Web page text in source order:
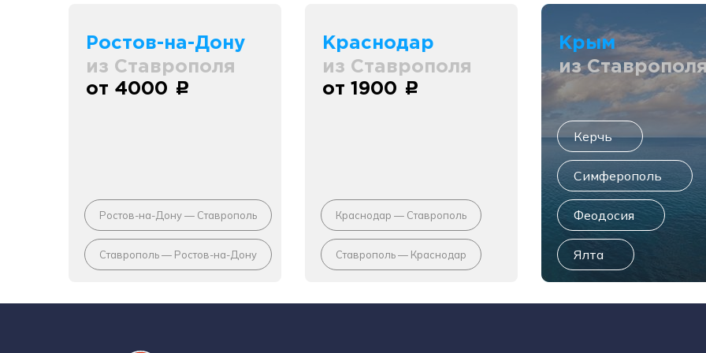
Ростов-на-Дону
из Ставрополя
от 4000 c
Ростов-на-Дону — Ставрополь
Ставрополь — Ростов-на-Дону
Краснодар
из Ставрополя
от 1900 c
Краснодар — Ставрополь
Ставрополь — Краснодар
Крым
из
Керчь
Симферополь
Феодосия
Ялта